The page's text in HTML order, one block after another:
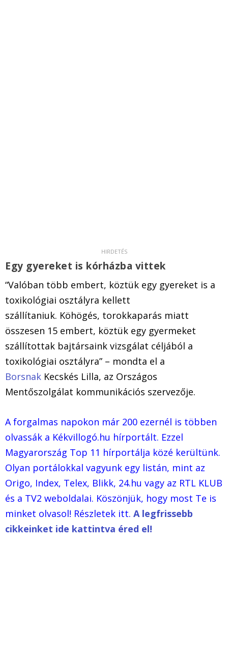
Egy gyereket is kórházba vittek
“Valóban több embert, köztük egy gyereket is a
toxikológiai osztályra kellett
szállítaniuk. Köhögés, torokkaparás miatt
összesen 15 embert, köztük egy gyermeket
szállítottak bajtársaink vizsgálat céljából a
toxikológiai osztályra” – mondta el a
Borsnak Kecskés Lilla, az Országos
Mentőszolgálat kommunikációs szervezője.
A forgalmas napokon már 200 ezernél is többen
olvassák a Kékvillogó.hu hírportált. Ezzel
Magyarország Top 11 hírportálja közé kerültünk.
Olyan portálokkal vagyunk egy listán, mint az
Origo, Index, Telex, Blikk, 24.hu vagy az RTL KLUB
és a TV2 weboldalai. Köszönjük, hogy most Te is
minket olvasol! Részletek itt. A legfrissebb
cikkeinket ide kattintva éred el!